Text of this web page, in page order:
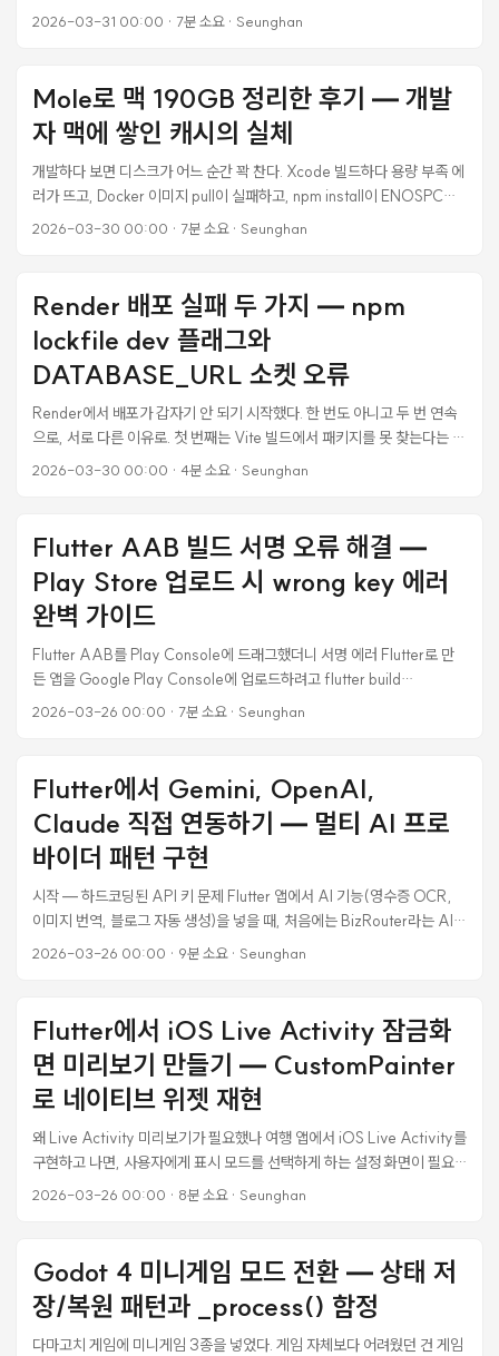
시지도 없고, 401만 돌아왔다. 로그를 보니 Warden의
은 Devise의 Warden 미들웨어가 request.params[:user]를 읽는데,
Inertia.js는 {email, password}를 flat하게 보내서 Rails의
ParamsWrapper가 session 키로 감싸버리는 구조적 충돌이었다. #
Inertia.js가 보내는 것 { email: "user@example.com", password:
"secret" } # Rails ParamsWrapper가 변환한 것 { email: "...",
password: "...", session: { email: "...", password: "..." } } #
Devise/Warden이 찾는 것 { user: { email: "...", password: "..." } } #
params가 아니라 **Rack 레벨의 request.params**를 따로 읽었다.
두 객체는 완전히 별개다. ...
2026-03-31 00:00 · 7분 소요· Seunghan
Mole로 맥 190GB 정리한 후기 — 개발
자 맥에 쌓인 캐시의 실체
개발하다 보면 디스크가 어느 순간 꽉 찬다. Xcode 빌드하다 용량 부족 에
러가 뜨고, Docker 이미지 pull이 실패하고, npm install이 ENOSPC를
뱉는다. 저장소 확인해보면 “시스템 데이터"가 수백 GB를 차지하고 있는
GitHub에서 34K 스타를 받은 오픈소스 CLI 도구 Mole을 발견했다. 설
치부터 190GB 정리까지의 실전 기록을 남긴다. Mole이 뭔가 Mole은 대
만 개발자 tw93이 만든 macOS 시스템 정리 CLI 도구다. Shell 79%와
Go 21%로 작성됐고, MIT 라이선스다. ...
2026-03-30 00:00 · 7분 소요· Seunghan
Render 배포 실패 두 가지 — npm
lockfile dev 플래그와
DATABASE_URL 소켓 오류
Render에서 배포가 갑자기 안 되기 시작했다. 한 번도 아니고 두 번 연속
으로, 서로 다른 이유로. 첫 번째는 Vite 빌드에서 패키지를 못 찾는다는 에
러, 두 번째는 Rails 서버가 PostgreSQL에 소켓으로 연결하려다 죽는 오
to load config from /opt/render/project/src/.../vite.config.ts
error during build: Error [ERR_MODULE_NOT_FOUND]:
Cannot find package 'vite-plugin-ruby' imported from
vite.config.ts vite-plugin-ruby는 분명히 package.json의
dependencies에 들어있었다. devDependencies가 아니라
dependencies에. ...
2026-03-30 00:00 · 4분 소요· Seunghan
Flutter AAB 빌드 서명 오류 해결 —
Play Store 업로드 시 wrong key 에러
완벽 가이드
Flutter AAB를 Play Console에 드래그했더니 서명 에러 Flutter로 만
든 앱을 Google Play Console에 업로드하려고 flutter build
appbundle --release로 AAB 파일을 빌드했다. 빌드 자체는 성공했고,
Bundle이 잘못된 키로 서명되었습니다. 제대로 된 서명 키로 App
Bundle에 서명한 다음 다시 시도해 보세요. SHA1:
5A:2A:F8:A4:71:76:3B:CC:35:78:33:B1:98:65:8F:24:85:72:
AB:87 지문이 포함된 인증서로 App Bundle에 서명해야 하지만, 업로드
한 App Bundle 서명에 사용된 인증서의 지문은 SHA1:
A8:E9:B6:3C:C6:9A:E9:FE:06:AA:BB:2E:E3:43:85:1A:74:96
:16:48 입니다. 두 개의 SHA1 지문이 달랐다. Play Console이 기대하는
키와, 실제 AAB에 서명된 키가 다르다는 뜻이다. ...
2026-03-26 00:00 · 7분 소요· Seunghan
Flutter에서 Gemini, OpenAI,
Claude 직접 연동하기 — 멀티 AI 프로
바이더 패턴 구현
시작 — 하드코딩된 API 키 문제 Flutter 앱에서 AI 기능(영수증 OCR,
이미지 번역, 블로그 자동 생성)을 넣을 때, 처음에는 BizRouter라는 AI
프록시 서비스를 썼다. 모든 요청을 하나의 엔드포인트로 보내면 내부에서
static const _apiKey = 'sk-br-v1-d6872ae8e164...'; // 이게 코드
에 그대로 static const _baseUrl = 'https://api.bizrouter.ai/v1'; 지
인들에게 배포하는 MVP라 처음에는 괜찮았지만, 사용자가 자기 키를 입
력해서 쓸 수 있게 만들어야 했다. Gemini 키가 있는 사람은 Gemini로,
OpenAI 키가 있는 사람은 GPT로, Claude 키가 있는 사람은 Claude로
— 각자 가진 키를 쓸 수 있어야 했다. ...
2026-03-26 00:00 · 9분 소요· Seunghan
Flutter에서 iOS Live Activity 잠금화
면 미리보기 만들기 — CustomPainter
로 네이티브 위젯 재현
왜 Live Activity 미리보기가 필요했나 여행 앱에서 iOS Live Activity를
구현하고 나면, 사용자에게 표시 모드를 선택하게 하는 설정 화면이 필요
하다. 일정 모드, 예산 모드, 자동 모드, 결합 모드 — 이렇게 네 가지 옵션
compact 형태의 간단한 미리보기는 있었다. 하지만 사용자가 Live
Activity를 가장 많이 보는 곳은 잠금화면이다. 작은 알약 모양 미리보기로
는 “이 모드를 선택하면 잠금화면이 이렇게 바뀝니다"를 전달하기 어려웠
다. ...
2026-03-26 00:00 · 8분 소요· Seunghan
Godot 4 미니게임 모드 전환 — 상태 저
장/복원 패턴과 _process() 함정
다마고치 게임에 미니게임 3종을 넣었다. 게임 자체보다 어려웠던 건 게임